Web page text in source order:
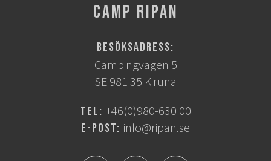
OM OSS
JOBBA MED OSS
KONTAKTA OSS
CAMP RIPAN
Besöksadress:
Campingvägen 5
SE 981 35 Kiruna
Tel: +46(0)980-630 00
E-post: info@ripan.se